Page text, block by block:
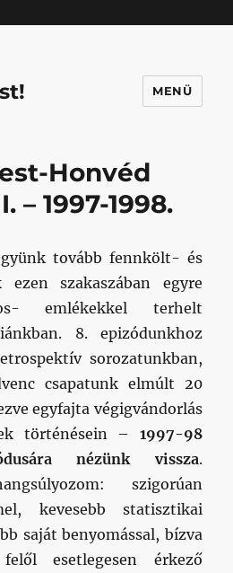
MENÜ
Honvéd
– 1997-1998.
tovább fennkölt- és
ezen szakaszában egyre
emlékekkel terhelt
8. epizódunkhoz
sorozatunkban,
csapatunk elmúlt 20
egyfajta végigvándorlás
történésein – 1997-98
nézünk vissza.
szigorúan
kevesebb statisztikai
saját benyomással, bízva
esetlegesen érkező